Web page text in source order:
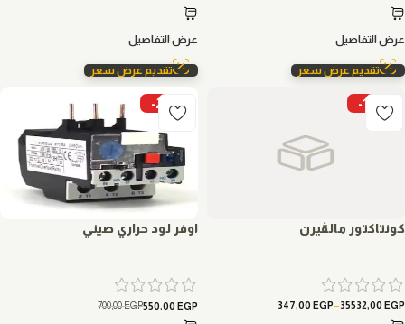
عرض التفاصيل
تقديم عرض سعر
عرض التفاصيل
تقديم عرض سعر
-10%
كونتاكتور مالڤيرن
347,00 EGP–35532,00 EGP
-21%
اوفر لود حراري صيني
700,00EGP550,00 EGP